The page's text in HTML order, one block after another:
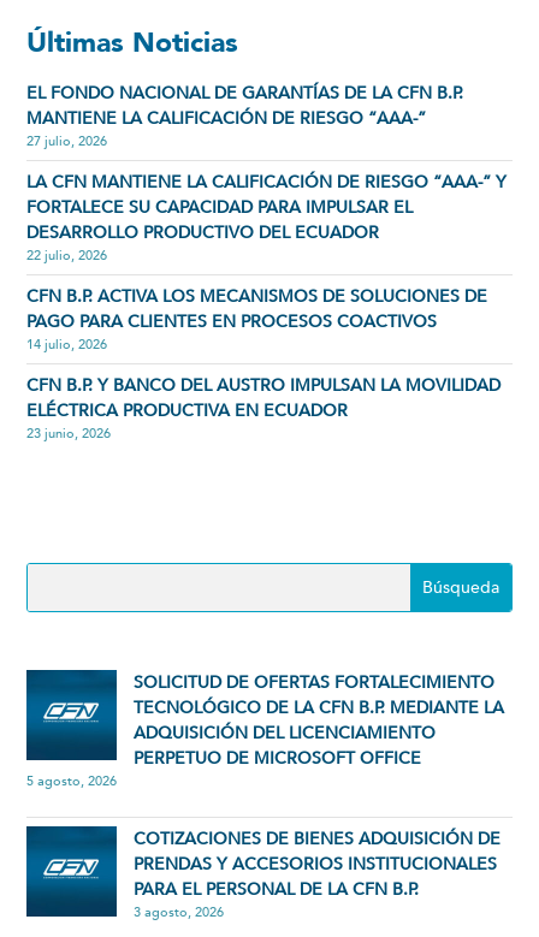
Últimas Noticias
EL FONDO NACIONAL DE GARANTÍAS DE LA CFN B.P.
MANTIENE LA CALIFICACIÓN DE RIESGO “AAA-”
27 julio, 2026
LA CFN MANTIENE LA CALIFICACIÓN DE RIESGO “AAA-” Y
FORTALECE SU CAPACIDAD PARA IMPULSAR EL
DESARROLLO PRODUCTIVO DEL ECUADOR
22 julio, 2026
CFN B.P. ACTIVA LOS MECANISMOS DE SOLUCIONES DE
PAGO PARA CLIENTES EN PROCESOS COACTIVOS
14 julio, 2026
CFN B.P. Y BANCO DEL AUSTRO IMPULSAN LA MOVILIDAD
ELÉCTRICA PRODUCTIVA EN ECUADOR
23 junio, 2026
SOLICITUD DE OFERTAS FORTALECIMIENTO
TECNOLÓGICO DE LA CFN B.P. MEDIANTE LA
ADQUISICIÓN DEL LICENCIAMIENTO
PERPETUO DE MICROSOFT OFFICE
5 agosto, 2026
COTIZACIONES DE BIENES ADQUISICIÓN DE
PRENDAS Y ACCESORIOS INSTITUCIONALES
PARA EL PERSONAL DE LA CFN B.P.
3 agosto, 2026